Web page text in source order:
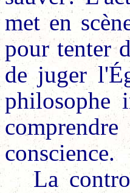
met en
pour tenter
de juger
philosophe
conscience.
La